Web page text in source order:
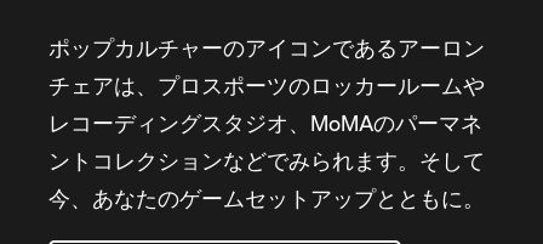
ポップカルチャーのアイコンであるアーロン
チェアは、プロスポーツのロッカールームや
レコーディングスタジオ、MoMAのパーマネ
ントコレクションなどでみられます。そして
今、あなたのゲームセットアップとともに。